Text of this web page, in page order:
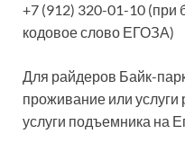
+7 (912) 320-01-10 (при
кодовое слово ЕГОЗА)
Для райдеров Байк-
проживание или услуги
услуги подъемника на